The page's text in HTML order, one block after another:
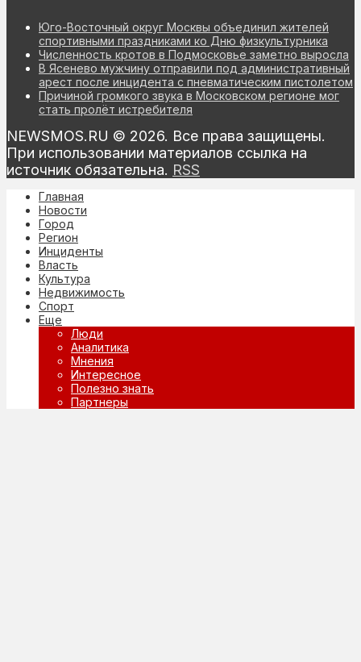
Юго-Восточный округ Москвы объединил жителей
спортивными праздниками ко Дню физкультурника
Численность кротов в Подмосковье заметно выросла
В Ясенево мужчину отправили под административный
арест после инцидента с пневматическим пистолетом
Причиной громкого звука в Московском регионе мог
стать пролёт истребителя
NEWSMOS.RU © 2026. Все права защищены.
При использовании материалов ссылка на
источник обязательна. RSS
Главная
Новости
Город
Регион
Инциденты
Власть
Культура
Недвижимость
Спорт
Еще
Люди
Аналитика
Мнения
Интересное
Полезно знать
Партнеры